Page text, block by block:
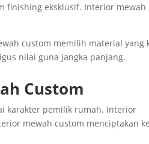
finishing eksklusif. Interior mewah
custom memilih material yang
nilai guna jangka panjang.
Custom
karakter pemilik rumah. Interior
mewah custom menciptakan